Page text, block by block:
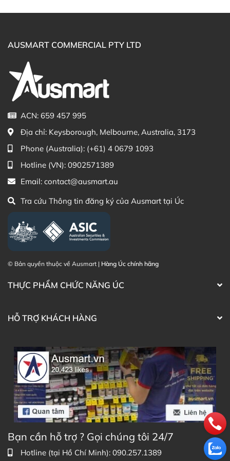
Hỗ trợ sức khỏe:Mật ong giúp tăng cường sức đề
kháng, làm dịu cổ họng, hỗ trợ giảm ho và giảm
các triệu chứng của cảm sốt.
Sử dụng đa năng: Có hương vị ngọt thanh, thơm
dịu tự nhiên rất thích hợp để ăn trực tiếp, pha trà
Thay thế đường tinh luyện
được xem là giải pháp làm ngọt tự nhiên, phù hợp
để thay thế đường tinh luyện và các chất tạo ngọt
Bổ sung năng lượng tự nhiên:
By Nature Yellow Box Honey chứa Fructose và
Dextrose, hai loại đường tự nhiên dễ hấp thu, giúp
cung cấp năng lượng nhanh chóng, phù hợp cho
người cần phục hồi thể lực hoặc duy trì sự tỉnh táo
mỗi ngày.
Hỗ trợ nâng cao sức khỏe tổng thể:
dưỡngmật ong Yellow Boxlà lựa chọn góp phần
cải thiện thể trạng và duy trì lối sống cân bằng.
Công dụng của Mật ong Yellow Box Honey Australian
By Nature
3. Thành phần của mật ong Yellow Box Honey
AUSMART COMMERCIAL PTY LTD
ACN: 659 457 995
Địa chỉ: Keysborough, Melbourne, Australia, 3173
Phone (Australia): (+61) 4 0679 1093
Hotline (VN): 0902571389
Email: contact@ausmart.au
Tra cứu Thông tin đăng ký của Ausmart tại Úc
© Bản quyền thuộc về Ausmart | Hàng Úc chính hãng
THỰC PHẨM CHỨC NĂNG ÚC
HỖ TRỢ KHÁCH HÀNG
Bạn cần hỗ trợ ? Gọi chúng tôi 24/7
Hotline (tại Hồ Chí Minh): 090.257.1389